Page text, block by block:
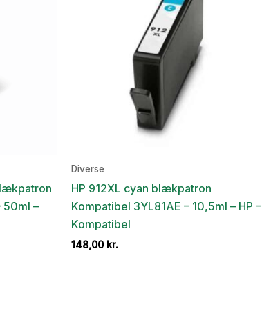
50ml –
Diverse
HP 912XL cyan blækpatron
Kompatibel 3YL81AE – 10,5ml – HP –
Kompatibel
148,00 kr.